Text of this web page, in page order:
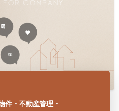
件・不動産管理・